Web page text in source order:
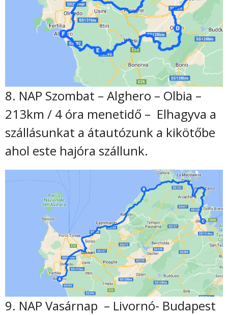
8. NAP Szombat – Alghero – Olbia –
213km / 4 óra menetidő – Elhagyva a
szállásunkat a átautózunk a kikötőbe
ahol este hajóra szállunk.
9. NAP Vasárnap – Livornó- Budapest